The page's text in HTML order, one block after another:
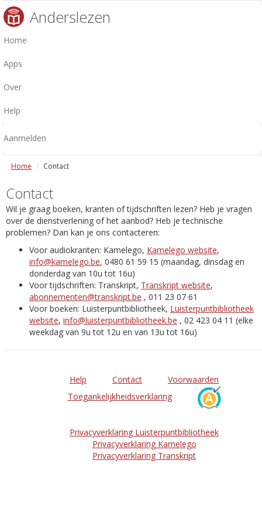
Anderslezen
Home
Apps
Over
Help
Aanmelden
Home Contact
Contact
Wil je graag boeken, kranten of tijdschriften lezen? Heb je vragen
over de dienstverlening of het aanbod? Heb je technische
problemen? Dan kan je ons contacteren:
Voor audiokranten: Kamelego, Kamelego website,
info@kamelego.be, 0480 61 59 15 (maandag, dinsdag en
donderdag van 10u tot 16u)
Voor tijdschriften: Transkript, Transkript website,
abonnementen@transkript.be , 011 23 07 61
Voor boeken: Luisterpuntbibliotheek, Luisterpuntbibliotheek
website, info@luisterpuntbibliotheek.be , 02 423 04 11 (elke
weekdag van 9u tot 12u en van 13u tot 16u)
Help Contact
Voorwaarden
Toegankelijkheidsverklaring
Privacyverklaring Luisterpuntbibliotheek
Privacyverklaring Kamelego
Privacyverklaring Transkript